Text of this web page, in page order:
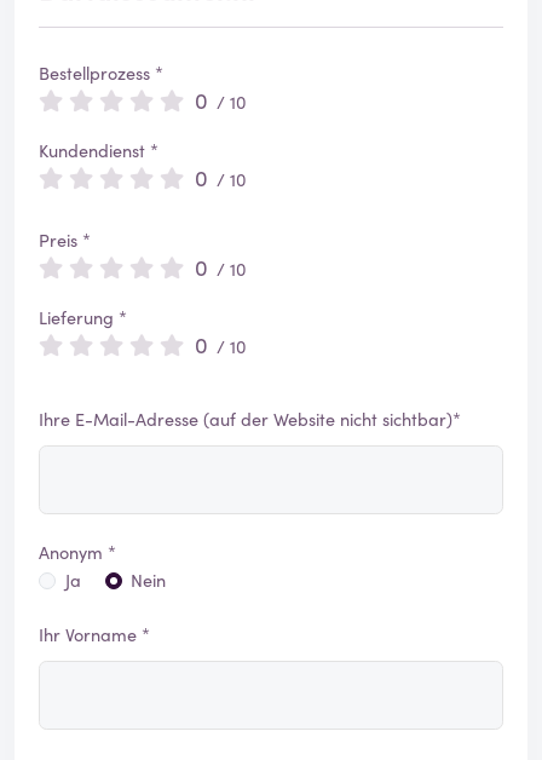
Bestellprozess *
0 / 10
Kundendienst *
0 / 10
Preis *
0 / 10
Lieferung *
0 / 10
Ihre E-Mail-Adresse (auf der Website nicht sichtbar)*
Anonym *
Ja
Nein
Ihr Vorname *